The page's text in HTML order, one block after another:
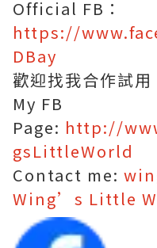
Official FB：
https://
DBay
歡迎找我合作試用
My FB
Page: http://
gsLittleWorld
Contact me:
Wing’s Little